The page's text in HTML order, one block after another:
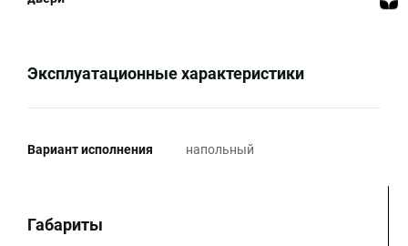
Эксплуатационные характеристики
Вариант исполнения напольный
Габариты